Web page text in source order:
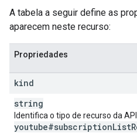
A tabela a seguir define as
aparecem neste recurso:
Propriedades
kind
string
Identifica o tipo de recurso da
youtube#subscriptionList